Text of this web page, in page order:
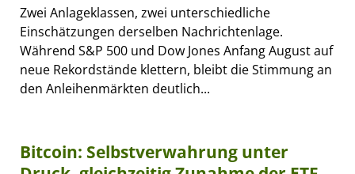
Zwei Anlageklassen, zwei unterschiedliche
Einschätzungen derselben Nachrichtenlage.
Während S&P 500 und Dow Jones Anfang August auf
neue Rekordstände klettern, bleibt die Stimmung an
den Anleihenmärkten deutlich...
Bitcoin: Selbstverwahrung unter